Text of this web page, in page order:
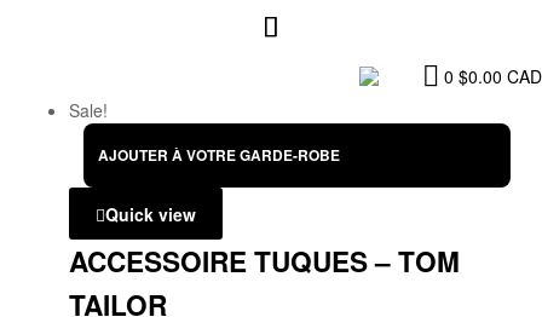
0 $0.00 CAD
Sale!
AJOUTER À VOTRE GARDE-ROBE
Quick view
ACCESSOIRE TUQUES – TOM
TAILOR